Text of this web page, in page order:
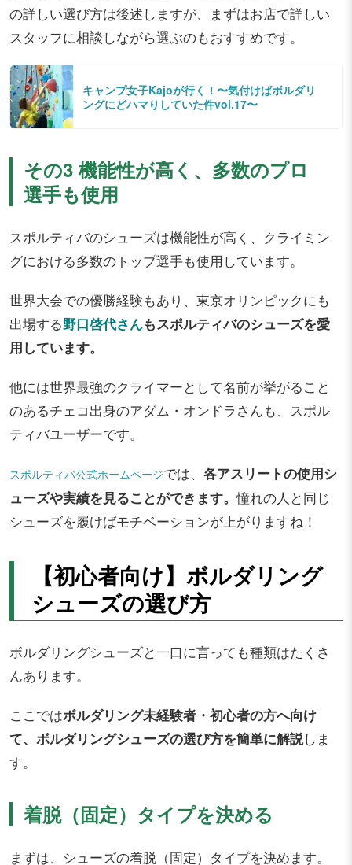
の詳しい選び方は後述しますが、まずはお店で詳しい
スタッフに相談しながら選ぶのもおすすめです。
キャンプ女子Kajoが行く！〜気付けばボルダリ
ングにどハマりしていた件vol.17〜
その3 機能性が高く、多数のプロ
選手も使用
スポルティバのシューズは機能性が高く、クライミン
グにおける多数のトップ選手も使用しています。
世界大会での優勝経験もあり、東京オリンピックにも
出場する野口啓代さんもスポルティバのシューズを愛
用しています。
他には世界最強のクライマーとして名前が挙がること
のあるチェコ出身のアダム・オンドラさんも、スポル
ティバユーザーです。
スポルティバ公式ホームページでは、 各アスリートの使用シ
ューズや実績を見ることができます。憧れの人と同じ
シューズを履けばモチベーションが上がりますね！
【初心者向け】ボルダリング
シューズの選び方
ボルダリングシューズと一口に言っても種類はたくさ
んあります。
ここではボルダリング未経験者・初心者の方へ向け
て、ボルダリングシューズの選び方を簡単に解説しま
す。
着脱（固定）タイプを決める
まずは、シューズの着脱（固定）タイプを決めます。